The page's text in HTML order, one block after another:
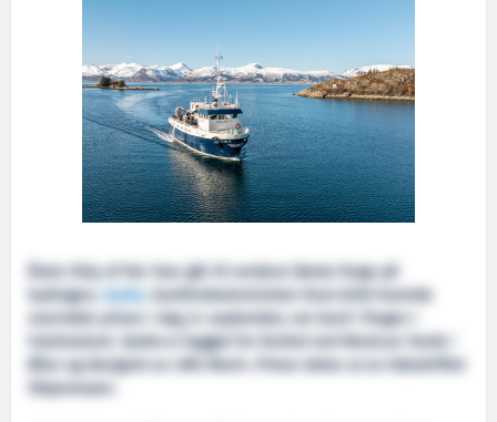
Årets Ship of the Year går til verdens første ferge på
hydrogen;
Hydra . Samferdselsminister Knut Arild Hareide
overrakte prisen i dag. 8. september, om bord i fergen i
Hjelmeland.
Hydra er bygget for Norled ved Westcon Yards i
Ølen og designet av LMG Marin. Prisen deles ut av tidsskriftet
Skipsrevyen.